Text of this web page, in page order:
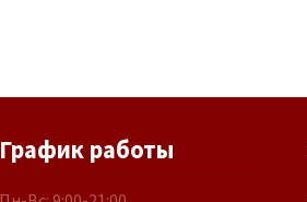
График работы